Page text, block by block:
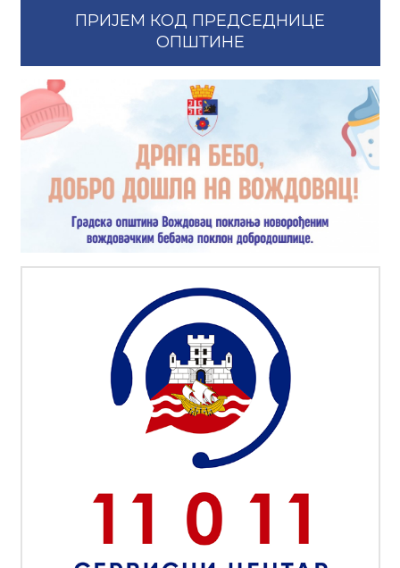
ПРИЈЕМ КОД ПРЕДСЕДНИЦЕ
ОПШТИНЕ